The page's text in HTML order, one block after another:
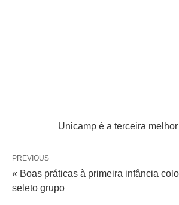
Unicamp é a terceira
PREVIOUS
« Boas práticas à primeira infância
seleto grupo